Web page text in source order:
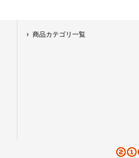
商品カテゴリ一覧